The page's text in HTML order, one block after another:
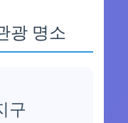
광 명소
구